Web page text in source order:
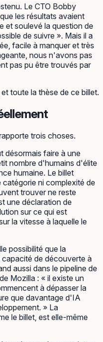
Le CTO Bobby
les résultats avaient
et soulevé la question de
de suivre ». Mais il a
facile à manquer et très
nous n'avons pas
pas pu être trouvés par
toute la thèse de ce billet.
trois choses.
désormais faire à une
nombre d'humains d'élite
humaine. Le billet
ni complexité de
trouver ne reste
une déclaration de
sur ce qui est
la vitesse à laquelle le
possibilité que la
de découverte à
aussi dans le pipeline de
Mozilla : « il existe un
à dépasser la
que davantage d'IA
» La
le billet, est elle-même